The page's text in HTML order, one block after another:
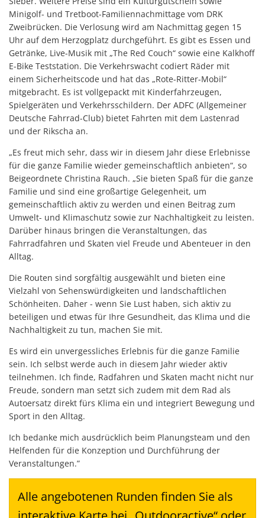
Minigolf- und Tretboot-Familiennachmittage vom DRK
Zweibrücken. Die Verlosung wird am Nachmittag gegen 15
Uhr auf dem Herzogplatz durchgeführt. Es gibt es Essen und
Getränke, Live-Musik mit „The Red Couch“ sowie eine Kalkhoff
E-Bike Teststation. Die Verkehrswacht codiert Räder mit
einem Sicherheitscode und hat das „Rote-Ritter-Mobil“
mitgebracht. Es ist vollgepackt mit Kinderfahrzeugen,
Spielgeräten und Verkehrsschildern. Der ADFC (Allgemeiner
Deutsche Fahrrad-Club) bietet Fahrten mit dem Lastenrad
und der Rikscha an.
„Es freut mich sehr, dass wir in diesem Jahr diese Erlebnisse
für die ganze Familie wieder gemeinschaftlich anbieten“, so
Beigeordnete Christina Rauch. „Sie bieten Spaß für die ganze
Familie und sind eine großartige Gelegenheit, um
gemeinschaftlich aktiv zu werden und einen Beitrag zum
Umwelt- und Klimaschutz sowie zur Nachhaltigkeit zu leisten.
Darüber hinaus bringen die Veranstaltungen, das
Fahrradfahren und Skaten viel Freude und Abenteuer in den
Alltag.
Die Routen sind sorgfältig ausgewählt und bieten eine
Vielzahl von Sehenswürdigkeiten und landschaftlichen
Schönheiten. Daher - wenn Sie Lust haben, sich aktiv zu
beteiligen und etwas für Ihre Gesundheit, das Klima und die
Nachhaltigkeit zu tun, machen Sie mit.
Es wird ein unvergessliches Erlebnis für die ganze Familie
sein. Ich selbst werde auch in diesem Jahr wieder aktiv
teilnehmen. Ich finde, Radfahren und Skaten macht nicht nur
Freude, sondern man setzt sich zudem mit dem Rad als
Autoersatz direkt fürs Klima ein und integriert Bewegung und
Sport in den Alltag.
Ich bedanke mich ausdrücklich beim Planungsteam und den
Helfenden für die Konzeption und Durchführung der
Veranstaltungen.”
Alle angebotenen Runden finden Sie als